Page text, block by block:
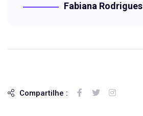
Fabiana Rodrigues
Compartilhe :